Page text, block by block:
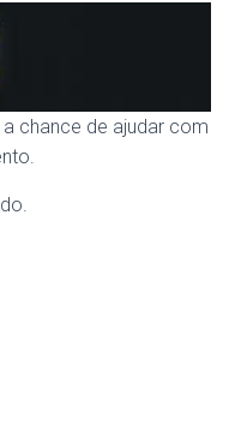
chance de ajudar com